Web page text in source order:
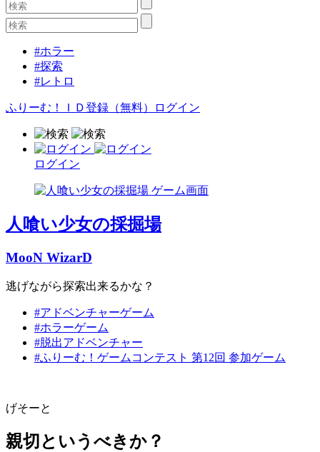
#ホラー
#探索
#レトロ
ふりーむ！ＩＤ登録（無料） ログイン
ログイン
人喰い少女の採掘場
MooN WizarD
逃げながら探索出来るかな？
#アドベンチャーゲーム
#ホラーゲーム
#脱出アドベンチャー
#ふりーむ！ゲームコンテスト 第12回 参加ゲーム
げそーと
親切というべきか？